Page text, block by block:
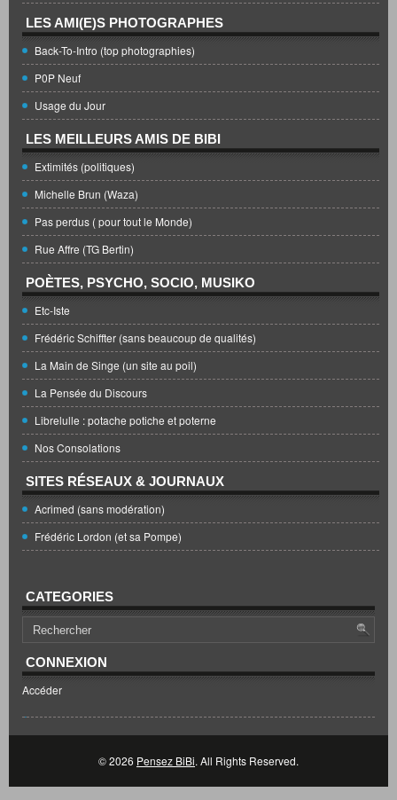
LES AMI(E)S PHOTOGRAPHES
Back-To-Intro (top photographies)
P0P Neuf
Usage du Jour
LES MEILLEURS AMIS DE BIBI
Extimités (politiques)
Michelle Brun (Waza)
Pas perdus ( pour tout le Monde)
Rue Affre (TG Bertin)
POÈTES, PSYCHO, SOCIO, MUSIKO
Etc-Iste
Frédéric Schiffter (sans beaucoup de qualités)
La Main de Singe (un site au poil)
La Pensée du Discours
Librelulle : potache potiche et poterne
Nos Consolations
SITES RÉSEAUX & JOURNAUX
Acrimed (sans modération)
Frédéric Lordon (et sa Pompe)
CATEGORIES
CONNEXION
Accéder
© 2026 Pensez BiBi. All Rights Reserved.